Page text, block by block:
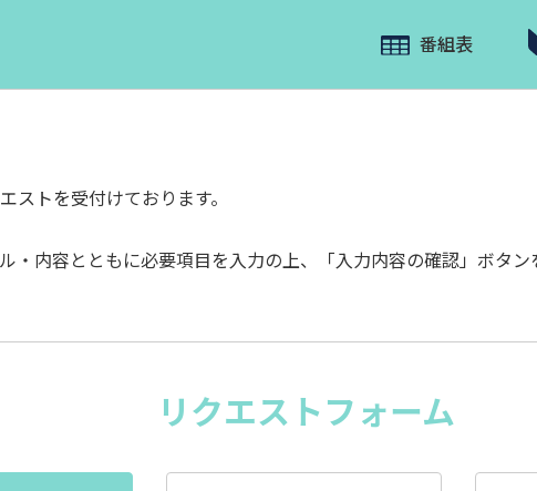
番組表
ストを受付けております。
・内容とともに必要項目を入力の上、「入力内容の確認」ボタン
リクエストフォーム